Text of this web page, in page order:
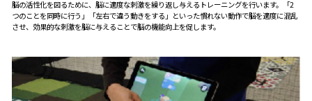
脳の活性化を図るために、脳に適度な刺激を繰り返し与えるトレーニングを行います。「2
つのことを同時に行う」「左右で違う動きをする」といった慣れない動作で脳を適度に混乱
させ、効果的な刺激を脳に与えることで脳の機能向上を促します。